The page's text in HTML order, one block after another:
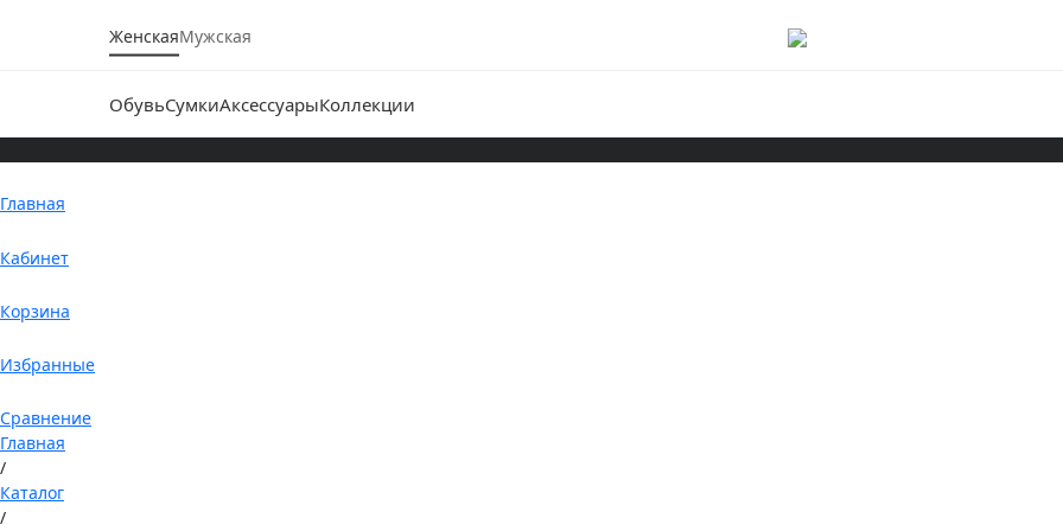
ЖенскаяМужская
ОбувьСумкиАксессуарыКоллекции
Главная
Кабинет
Корзина
Избранные
Сравнение
Главная
/
Каталог
/